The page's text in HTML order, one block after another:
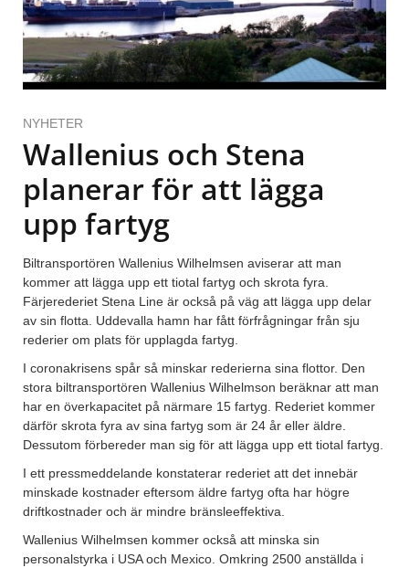
NYHETER
Wallenius och Stena
planerar för att lägga
upp fartyg
Biltransportören Wallenius Wilhelmsen aviserar att man
kommer att lägga upp ett tiotal fartyg och skrota fyra.
Färjerederiet Stena Line är också på väg att lägga upp delar
av sin flotta. Uddevalla hamn har fått förfrågningar från sju
rederier om plats för upplagda fartyg.
I coronakrisens spår så minskar rederierna sina flottor. Den
stora biltransportören Wallenius Wilhelmson beräknar att man
har en överkapacitet på närmare 15 fartyg. Rederiet kommer
därför skrota fyra av sina fartyg som är 24 år eller äldre.
Dessutom förbereder man sig för att lägga upp ett tiotal fartyg.
I ett pressmeddelande konstaterar rederiet att det innebär
minskade kostnader eftersom äldre fartyg ofta har högre
driftkostnader och är mindre bränsleeffektiva.
Wallenius Wilhelmsen kommer också att minska sin
personalstyrka i USA och Mexico. Omkring 2500 anställda i